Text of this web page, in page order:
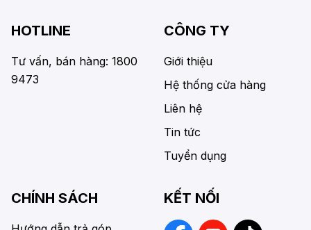
HOTLINE
Tư vấn, bán hàng: 1800
CÔNG TY
Giới thiệu
Hệ thống cửa hàng
Liên hệ
Tuyển dụng
CHÍNH SÁCH KẾT NỐI